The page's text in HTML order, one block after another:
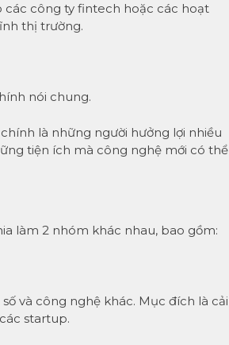
các công ty fintech hoặc các hoạt
thị trường.
nói chung.
là những người hưởng lợi nhiều
tiện ích mà công nghệ mới có thể
làm 2 nhóm khác nhau, bao gồm:
và công nghệ khác. Mục đích là cải
startup.